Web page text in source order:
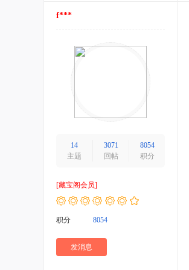
f***
14
主题
3071
回帖
8054
积分
[藏宝阁会员]
积分 8054
发消息